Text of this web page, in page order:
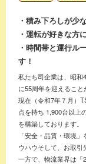
・積み下ろしが少
・運転が好きな方
・時間帯と運行ル
す！
私たち司企業は、昭和
に55周年を迎えること
現在（令和7年７月）
点を持ち 1,900台以上
を構築しております。
「安全・品質・環境
ウハウそして、お取引
一方で、物流業界は「